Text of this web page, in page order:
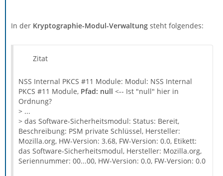
In der Kryptographie-Modul-Verwaltung steht folgendes:
Zitat
NSS Internal PKCS #11 Module: Modul: NSS Internal
PKCS #11 Module, Pfad: null <-- Ist "null" hier in
Ordnung?
> ...
> das Software-Sicherheitsmodul: Status: Bereit,
Beschreibung: PSM private Schlüssel, Hersteller:
Mozilla.org, HW-Version: 3.68, FW-Version: 0.0, Etikett:
das Software-Sicherheitsmodul, Hersteller: Mozilla.org,
Seriennummer: 00...00, HW-Version: 0.0, FW-Version: 0.0